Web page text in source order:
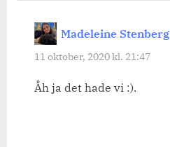
Madeleine Stenberg
11 oktober, 2020 kl. 21:47
Åh ja det hade vi :).